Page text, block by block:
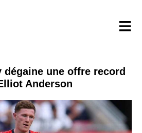
dégaine une offre record
Anderson